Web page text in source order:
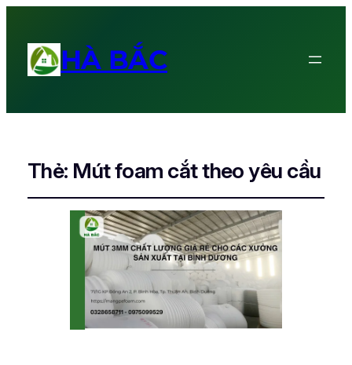
HÀ BẮC
Thẻ: Mút foam cắt theo yêu cầu